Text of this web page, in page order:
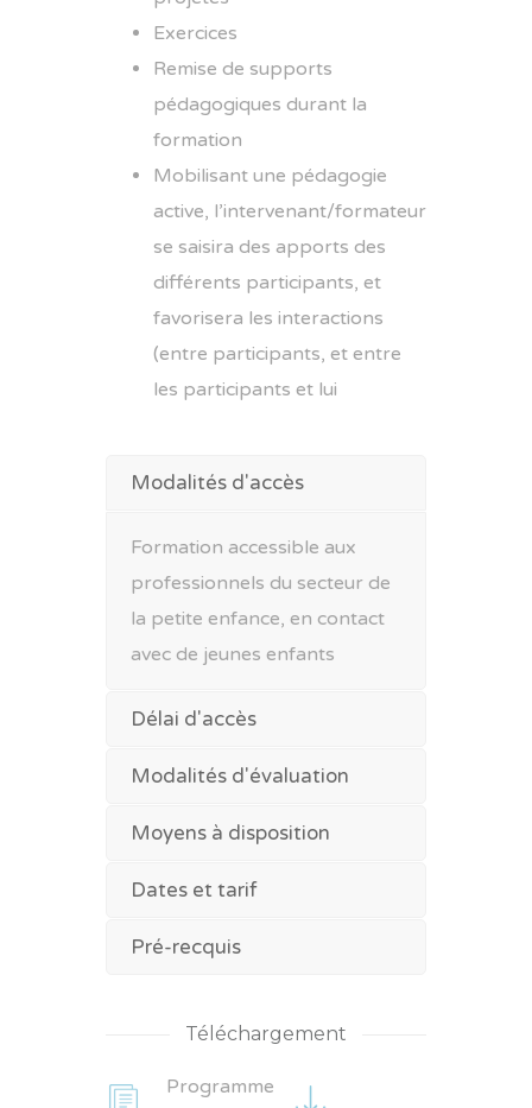
Exercices
Remise de supports
pédagogiques durant la
formation
Mobilisant une pédagogie
active, l’intervenant/formateur
se saisira des apports des
différents participants, et
favorisera les interactions
(entre participants, et entre
les participants et lui
Modalités d'accès
Formation accessible aux
professionnels du secteur de
la petite enfance, en contact
avec de jeunes enfants
Délai d'accès
Modalités d'évaluation
Moyens à disposition
Dates et tarif
Pré-recquis
Téléchargement
Programme